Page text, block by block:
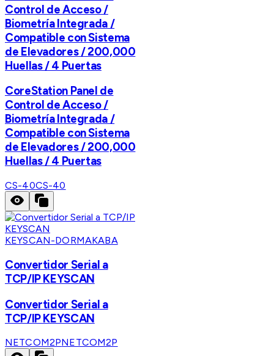
Control de Acceso /
Biometría Integrada /
Compatible con Sistema
de Elevadores / 200,000
Huellas / 4 Puertas
CoreStation Panel de
Control de Acceso /
Biometría Integrada /
Compatible con Sistema
de Elevadores / 200,000
Huellas / 4 Puertas
CS-40CS-40
KEYSCAN-DORMAKABA
Convertidor Serial a
TCP/IP KEYSCAN
Convertidor Serial a
TCP/IP KEYSCAN
NETCOM2PNETCOM2P